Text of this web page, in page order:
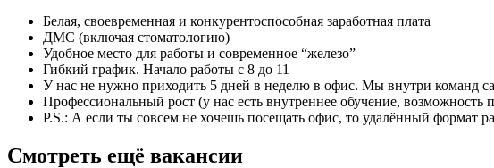
Белая, своевременная и конкурентоспособная заработная плата
ДМС (включая стоматологию)
Удобное место для работы и современное “железо”
Гибкий график. Начало работы с 8 до 11
У нас не нужно приходить 5 дней в неделю в офис. Мы внутри команд
Профессиональный рост (у нас есть внутреннее обучение,
P.S.: А если ты совсем не хочешь посещать офис, то удалённый формат
Смотреть ещё вакансии